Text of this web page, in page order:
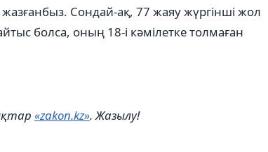
Сондай-ақ, 77 жаяу жүргінші жол
болса, оның 18-і кәмілетке толмаған
«zakon.kz». Жазылу!